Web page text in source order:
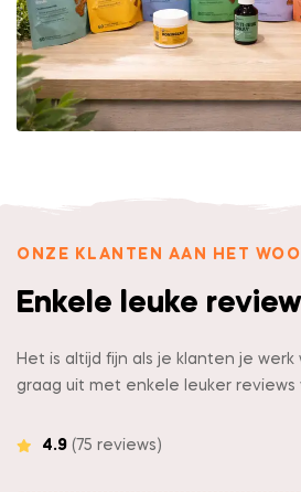
ONZE KLANTEN AAN HET
Enkele leuke
Het is altijd fijn als je klanten je werk
graag uit met enkele leuker reviews
4.9(75 reviews)